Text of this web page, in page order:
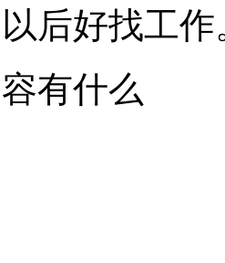
后好找工作
有什么